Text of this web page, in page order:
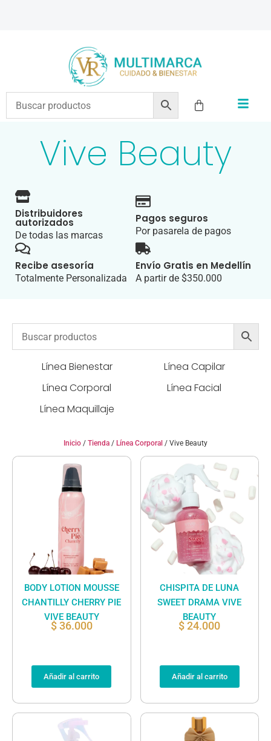
Vive Beauty
Distribuidores
autorizados
De todas las marcas
Pagos seguros
Por pasarela de pagos
Recibe asesoría
Totalmente Personalizada
Envío Gratis en Medellín
A partir de $350.000
Línea Bienestar
Línea Capilar
Línea Corporal
Línea Facial
Línea Maquillaje
Inicio / Tienda / Línea Corporal / Vive Beauty
BODY LOTION MOUSSE
CHANTILLY CHERRY PIE
VIVE BEAUTY
$36.000
Añadir al carrito
CHISPITA DE LUNA
SWEET DRAMA VIVE
BEAUTY
$24.000
Añadir al carrito